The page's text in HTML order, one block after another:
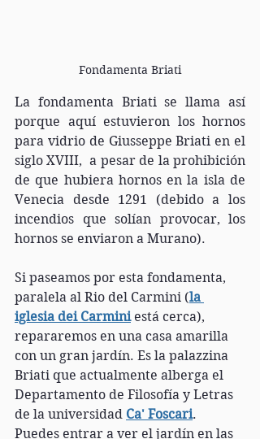
Fondamenta Briati
La fondamenta Briati se llama así
porque aquí estuvieron los hornos
para vidrio de Giusseppe Briati en el
siglo XVIII,  a pesar de la prohibición
de que hubiera hornos en la isla de
Venecia desde 1291 (debido a los
incendios que solían provocar, los
hornos se enviaron a Murano).
Si paseamos por esta fondamenta,
paralela al Rio del Carmini (la
iglesia dei Carmini está cerca),
repararemos en una casa amarilla
con un gran jardín. Es la palazzina
Briati que actualmente alberga el
Departamento de Filosofía y Letras
de la universidad Ca' Foscari.
Puedes entrar a ver el jardín en las